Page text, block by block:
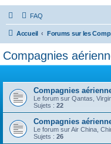
FAQ
Accueil
Compagnies
Compagnies
Le forum sur Qantas,
Sujets : 22
Compagnies
Le forum sur Air China,
Sujets : 26